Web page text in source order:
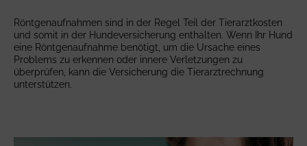
Röntgenaufnahmen sind in der Regel Teil der Tierarztkosten
und somit in der Hundeversicherung enthalten. Wenn Ihr Hund
eine Röntgenaufnahme benötigt, um die Ursache eines
Problems zu erkennen oder innere Verletzungen zu
überprüfen, kann die Versicherung die Tierarztrechnung
unterstützen.